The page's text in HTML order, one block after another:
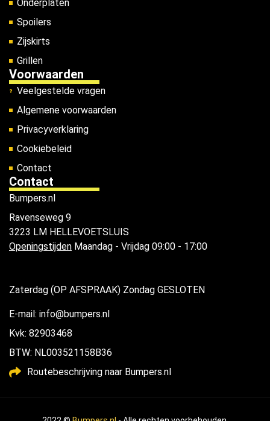
Onderplaten
Spoilers
Zijskirts
Grillen
Voorwaarden
Veelgestelde vragen
Algemene voorwaarden
Privacyverklaring
Cookiebeleid
Contact
Contact
Bumpers.nl
Ravenseweg 9
3223 LM HELLEVOETSLUIS
Openingstijden Maandag - Vrijdag 09:00 - 17:00
Zaterdag (OP AFSPRAAK) Zondag GESLOTEN
E-mail: info@bumpers.nl
Kvk: 82903468
BTW: NL003521158B36
Routebeschrijving naar Bumpers.nl